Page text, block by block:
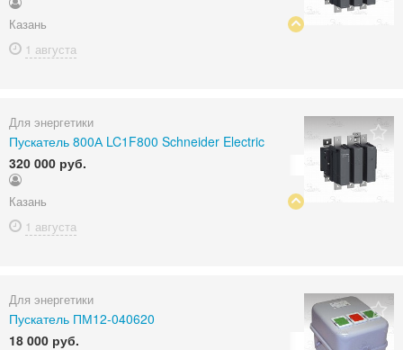
Казань
1 августа
Для энергетики
Пускатель 800А LC1F800 Schneider Electric
320 000 руб.
Казань
1 августа
Для энергетики
Пускатель ПМ12-040620
18 000 руб.